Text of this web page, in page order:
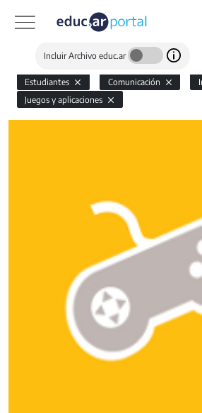
Incluir Archivo educ.ar
Estudiantes Comunicación
Juegos y aplicaciones